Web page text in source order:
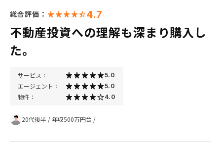
総合評価： 4.7
不動産投資への理解も深まり購入し
た。
サービス： 5.0
エージェント： 5.0
物件： 4.0
20代後半 / 年収500万円台 /